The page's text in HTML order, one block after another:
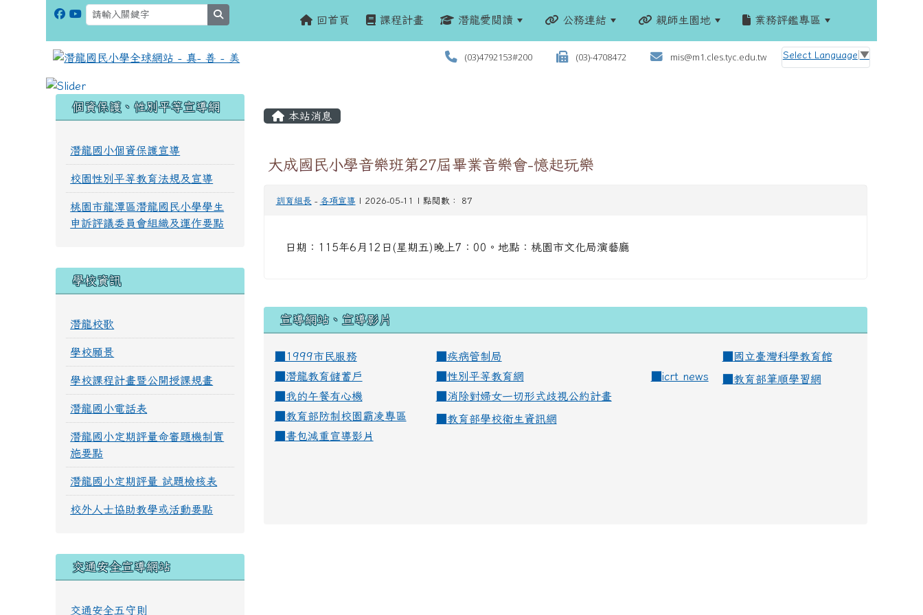
回首頁 課程計畫 潛龍愛閱讀 公務連結 親師生園地 業務評鑑專區
(03)4792153#200 (03)-4708472 mis@m1.cles.tyc.edu.tw Select Language ▼
本站消息
大成國民小學音樂班第27屆畢業音樂會-憶起玩樂
訓育組長 - 各項宣導 | 2026-05-11 | 點閱數： 87
日期：115年6月12日(星期五)晚上7：00。地點：桃園市文化局演藝廳
宣導網站、宣導影片
■1999市民服務 疾病管制局
國立臺灣科學教育館
潛龍教育儲蓄戶 性別平等教育網 icrt news
教育部筆順學習網
我的午餐有心機
消除對婦女一切形式歧視公約計畫
教育部防制校園霸凌專區
教育部學校衛生資訊網
書包減重宣導影片
個資保護、性別平等宣導網
潛龍國小個資保護宣導
校園性別平等教育法規及宣導
桃園市龍潭區潛龍國民小學學生
申訴評議委員會組織及運作要點
學校資訊
潛龍校歌
學校願景
學校課程計畫暨公開授課規畫
潛龍國小電話表
潛龍國小定期評量命審題機制實
施要點
潛龍國小定期評量 試題檢核表
校外人士協助教學或活動要點
交通安全宣導網站
交通安全五守則